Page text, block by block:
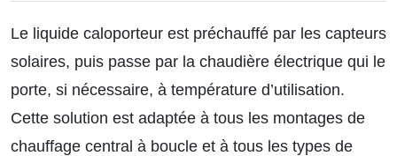
Le liquide caloporteur est préchauffé par les capteurs
solaires, puis passe par la chaudière électrique qui le
porte, si nécessaire, à température d’utilisation.
Cette solution est adaptée à tous les montages de
chauffage central à boucle et à tous les types de